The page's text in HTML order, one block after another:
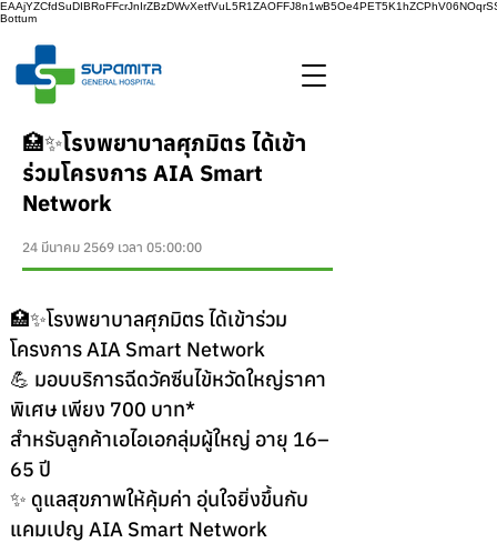
Bottum
🏥✨โรงพยาบาลศุภมิตร ได้เข้า
ร่วมโครงการ AIA Smart
Network
24 มีนาคม 2569 เวลา 05:00:00
🏥✨โรงพยาบาลศุภมิตร ได้เข้าร่วม
โครงการ AIA Smart Network
💪 มอบบริการฉีดวัคซีนไข้หวัดใหญ่ราคา
พิเศษ เพียง 700 บาท*
สำหรับลูกค้าเอไอเอกลุ่มผู้ใหญ่ อายุ 16–
65 ปี
✨ ดูแลสุขภาพให้คุ้มค่า อุ่นใจยิ่งขึ้นกับ
แคมเปญ AIA Smart Network